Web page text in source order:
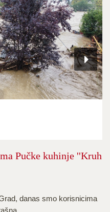
Pučke kuhinje ''Kruh
danas smo korisnicima